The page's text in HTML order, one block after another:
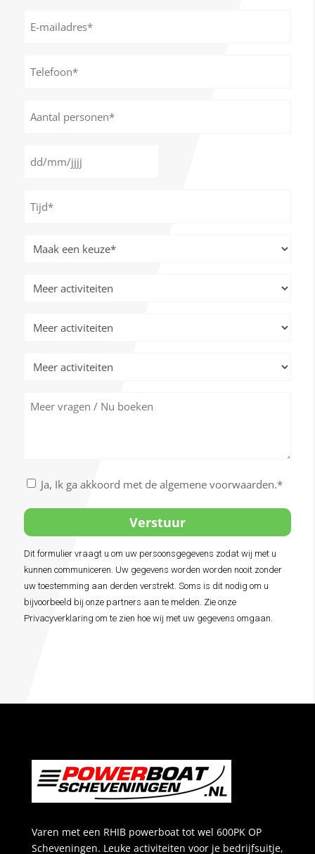
mailadres
personen
DD
MM
slash
Meer
activiteiten
Meer
activiteiten
Meer
activiteiten
Meer
activiteiten
Meer
vragen
Akkoord
de
algemene
voorwaarden
*
Ja, Ik ga akkoord met de algemene voorwaarden.*
Dit formulier vraagt u om uw persoonsgegevens zodat wij met u
kunnen communiceren. Uw gegevens worden worden nooit zonder
uw toestemming aan derden verstrekt. Soms is dit nodig om u
bijvoorbeeld bij onze partners aan te melden. Zie onze
Privacyverklaring om te zien hoe wij met uw gegevens omgaan.
Varen met een RHIB powerboat tot wel 600PK OP
Scheveningen. Leuke activiteiten voor je bedrijfsuitje,